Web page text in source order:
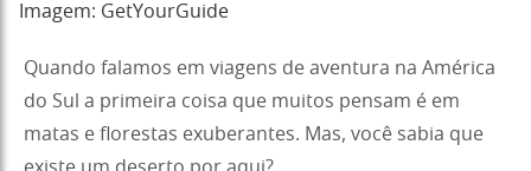
Imagem: GetYourGuide
Quando falamos em viagens de aventura na América
do Sul a primeira coisa que muitos pensam é em
matas e florestas exuberantes. Mas, você sabia que
existe um deserto por aqui?